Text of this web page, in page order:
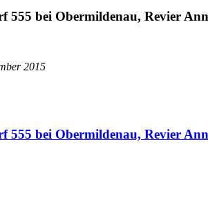
555 bei Obermildenau, Revier
2015
555 bei Obermildenau, Revier